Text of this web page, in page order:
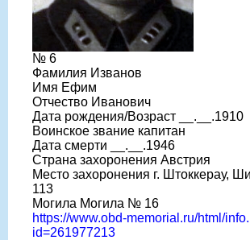
№ 6
Фамилия Изванов
Имя Ефим
Отчество Иванович
Дата рождения/Возраст __.__.1910
Воинское звание капитан
Дата смерти __.__.1946
Страна захоронения Австрия
Место захоронения г. Штоккерау,
113
Могила Могила № 16
https://www.obd-memorial.ru/html/
id=261977213